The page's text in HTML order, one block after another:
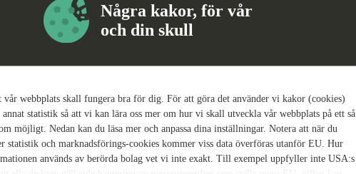
Några kakor, för vår
och din skull
webbplats skall fungera bra för dig. För att göra det använder vi kakor (cookies)
statistik så att vi kan lära oss mer om hur vi skall utveckla vår webbplats på ett så
möjligt. Nedan kan du läsa mer och anpassa dina inställningar. Notera att när du
statistik och marknadsförings-cookies kommer viss data överföras utanför EU. Hur
används av berörda bolag vet vi inte exakt. Till exempel uppfyller inte USA:s